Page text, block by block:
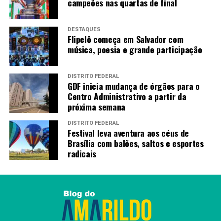
Redação
DESTAQUES
Flipelô começa em Salvador com
música, poesia e grande participação
DISTRITO FEDERAL
GDF inicia mudança de órgãos para o
Centro Administrativo a partir da
próxima semana
DISTRITO FEDERAL
Festival leva aventura aos céus de
Brasília com balões, saltos e esportes
radicais